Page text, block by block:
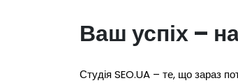
Ваш успіх –
Студія SEO.UA – те, що зараз